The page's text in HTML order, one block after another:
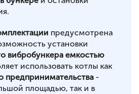
предусмотрена
установки
вибробункера емкостью
использовать котлы как
предпринимательства -
площадью, так и в